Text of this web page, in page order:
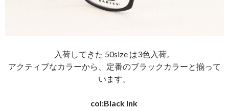
入荷してきた 50size は3色入荷。
アクティブなカラーから、定番のブラックカラーと揃って
います。
col:Black Ink